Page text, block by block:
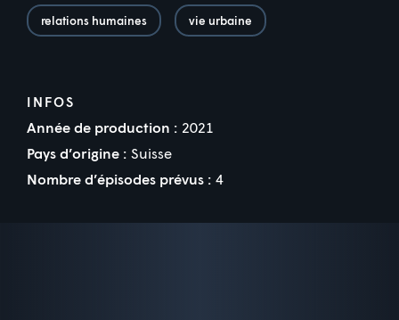
relations humaines vie urbaine
INFOS
Année de production : 2021
Pays d’origine : Suisse
Nombre d’épisodes prévus : 4